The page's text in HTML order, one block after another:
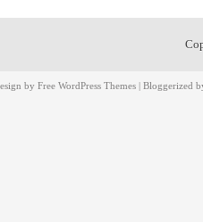
by Free WordPress Themes | Bloggerized